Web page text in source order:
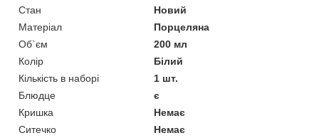
Стан
Новий
Матеріал
Порцеляна
Об`єм
200 мл
Колір
Білий
Кількість в наборі
1 шт.
Блюдце
є
Кришка
Немає
Ситечко
Немає